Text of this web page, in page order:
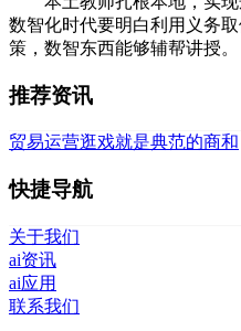
数智化时代要明白利用义务
策，数智东西能够辅帮讲授。
推荐资讯
贸易运营逛戏就是典范的商和
快捷导航
关于我们
ai资讯
ai应用
联系我们